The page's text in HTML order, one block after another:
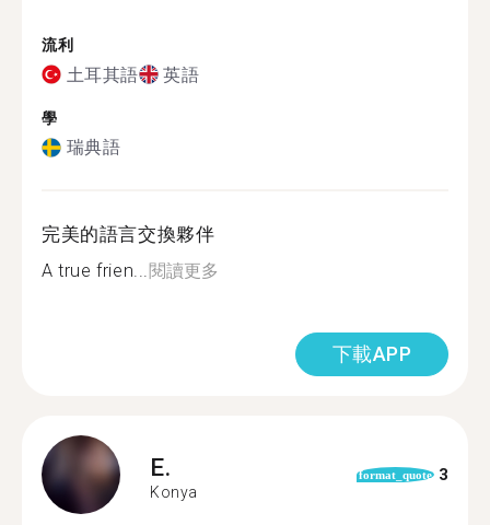
流利
土耳其語 英語
學
瑞典語
完美的語言交換夥伴
A true frien...閱讀更多
下載APP
E.
Konya
format_quote 3